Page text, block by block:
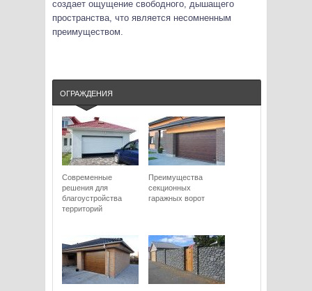
создает ощущение свободного, дышащего
пространства, что является несомненным
преимуществом.
ОГРАЖДЕНИЯ
Современные
решения для
благоустройства
территорий
Преимущества
секционных
гаражных ворот